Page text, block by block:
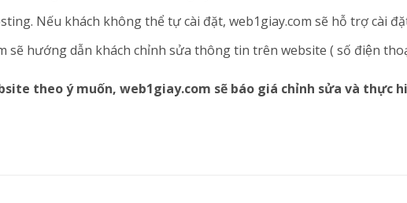
Nếu khách không thể tự cài đặt, web1giay.com sẽ hỗ trợ cài
sẽ hướng dẫn khách chỉnh sửa thông tin trên website ( số điện
theo ý muốn, web1giay.com sẽ báo giá chỉnh sửa và thực